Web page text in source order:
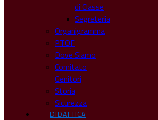
di Classe
Segreteria
Organigramma
PTOF
Dove Siamo
Comitato
Genitori
Storia
Sicurezza
DIDATTICA